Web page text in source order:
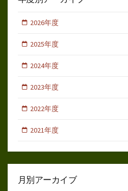
2026年度
2025年度
2024年度
2023年度
2022年度
2021年度
月別アーカイブ